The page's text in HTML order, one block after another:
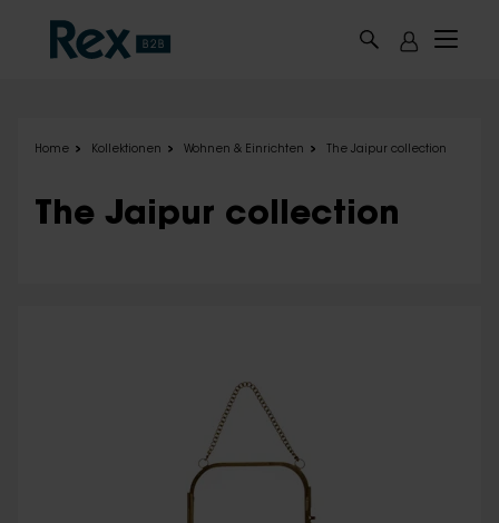
Home Kollektionen Wohnen & Einrichten The Jaipur collection
The Jaipur collection